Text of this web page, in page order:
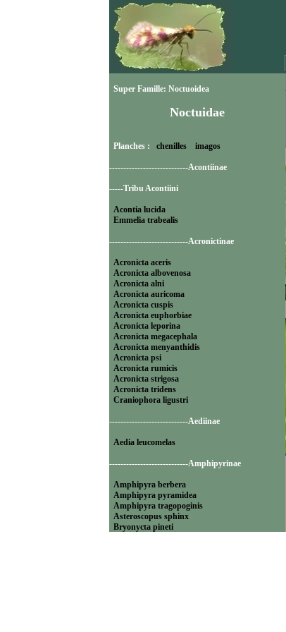
Super Famille: Noctuoidea
Noctuidae
Planches : chenilles imagos
----------------------------Acontiinae
-----Tribu Acontiini
Acontia lucida
Emmelia trabealis
----------------------------Acronictinae
Acronicta aceris
Acronicta albovenosa
Acronicta alni
Acronicta auricoma
Acronicta cuspis
Acronicta euphorbiae
Acronicta leporina
Acronicta megacephala
Acronicta menyanthidis
Acronicta psi
Acronicta rumicis
Acronicta strigosa
Acronicta tridens
Craniophora ligustri
----------------------------Aediinae
Aedia leucomelas
----------------------------Amphipyrinae
Amphipyra berbera
Amphipyra pyramidea
Amphipyra tragopoginis
Asteroscopus sphinx
Bryonycta pineti